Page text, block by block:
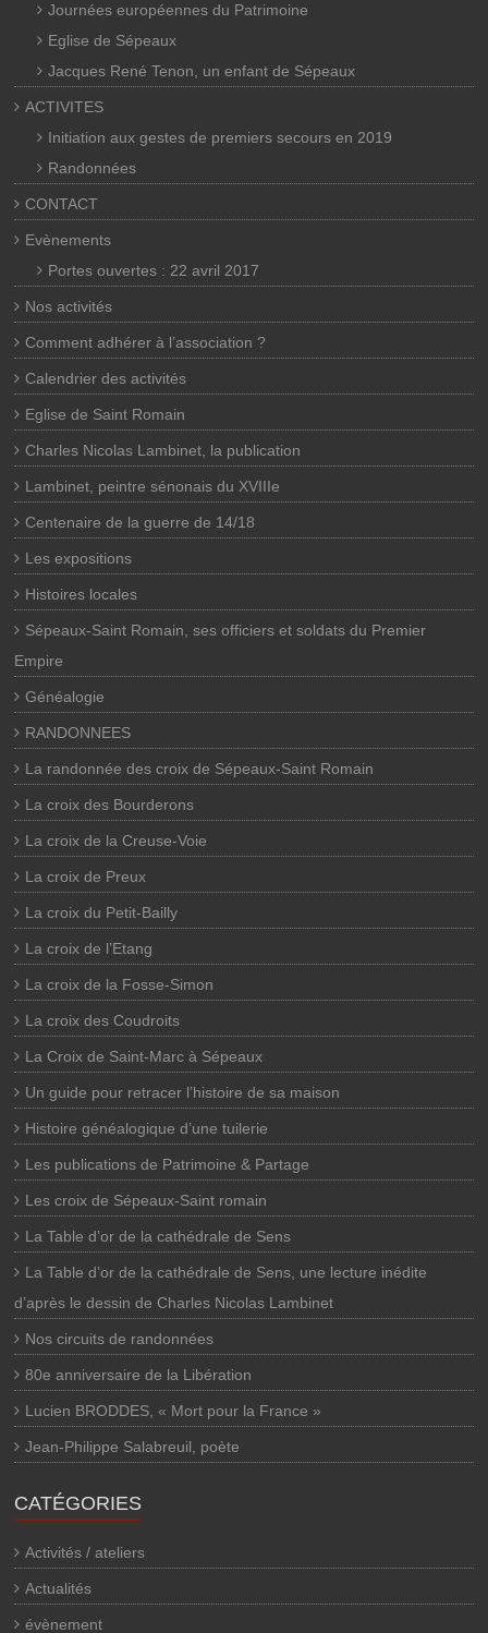
Journées européennes du Patrimoine
Eglise de Sépeaux
Jacques René Tenon, un enfant de Sépeaux
ACTIVITES
Initiation aux gestes de premiers secours en 2019
Randonnées
CONTACT
Evènements
Portes ouvertes : 22 avril 2017
Nos activités
Comment adhérer à l’association ?
Calendrier des activités
Eglise de Saint Romain
Charles Nicolas Lambinet, la publication
Lambinet, peintre sénonais du XVIIIe
Centenaire de la guerre de 14/18
Les expositions
Histoires locales
Sépeaux-Saint Romain, ses officiers et soldats du Premier
Empire
Généalogie
RANDONNEES
La randonnée des croix de Sépeaux-Saint Romain
La croix des Bourderons
La croix de la Creuse-Voie
La croix de Preux
La croix du Petit-Bailly
La croix de l’Etang
La croix de la Fosse-Simon
La croix des Coudroits
La Croix de Saint-Marc à Sépeaux
Un guide pour retracer l’histoire de sa maison
Histoire généalogique d’une tuilerie
Les publications de Patrimoine & Partage
Les croix de Sépeaux-Saint romain
La Table d’or de la cathédrale de Sens
La Table d’or de la cathédrale de Sens, une lecture inédite
d’après le dessin de Charles Nicolas Lambinet
Nos circuits de randonnées
80e anniversaire de la Libération
Lucien BRODDES, « Mort pour la France »
Jean-Philippe Salabreuil, poète
CATÉGORIES
Activités / ateliers
Actualités
évènement